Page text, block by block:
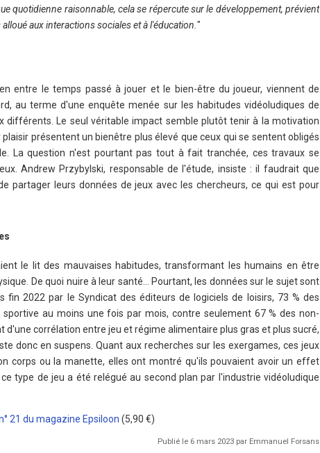
quotidienne raisonnable, cela se répercute sur le développement, prévient
aux interactions sociales et à l'éducation. "
entre le temps passé à jouer et le bien-être du joueur, viennent de
au terme d'une enquête menée sur les habitudes vidéoludiques de
différents. Le seul véritable impact semble plutôt tenir à la motivation
présentent un bienêtre plus élevé que ceux qui se sentent obligés
La question n'est pourtant pas tout à fait tranchée, ces travaux se
Andrew Przybylski, responsable de l'étude, insiste : il faudrait que
partager leurs données de jeux avec les chercheurs, ce qui est pour
le lit des mauvaises habitudes, transformant les humains en être
De quoi nuire à leur santé… Pourtant, les données sur le sujet sont
fin 2022 par le Syndicat des éditeurs de logiciels de loisirs, 73 % des
au moins une fois par mois, contre seulement 67 % des non-
corrélation entre jeu et régime alimentaire plus gras et plus sucré,
donc en suspens. Quant aux recherches sur les exergames, ces jeux
corps ou la manette, elles ont montré qu'ils pouvaient avoir un effet
type de jeu a été relégué au second plan par l'industrie vidéoludique
21 du magazine Epsiloon (5,90 €)
Publié le 6 mars 2023 par Emmanuel Forsans